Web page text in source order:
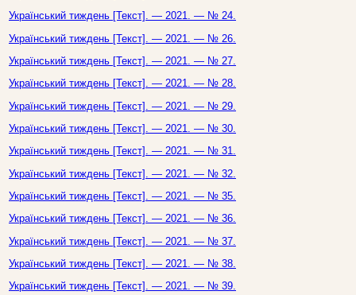
Український тиждень [Текст]. — 2021. — № 24.
Український тиждень [Текст]. — 2021. — № 26.
Український тиждень [Текст]. — 2021. — № 27.
Український тиждень [Текст]. — 2021. — № 28.
Український тиждень [Текст]. — 2021. — № 29.
Український тиждень [Текст]. — 2021. — № 30.
Український тиждень [Текст]. — 2021. — № 31.
Український тиждень [Текст]. — 2021. — № 32.
Український тиждень [Текст]. — 2021. — № 35.
Український тиждень [Текст]. — 2021. — № 36.
Український тиждень [Текст]. — 2021. — № 37.
Український тиждень [Текст]. — 2021. — № 38.
Український тиждень [Текст]. — 2021. — № 39.